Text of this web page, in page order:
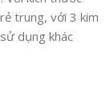
trung, với 3 kim
dụng khác